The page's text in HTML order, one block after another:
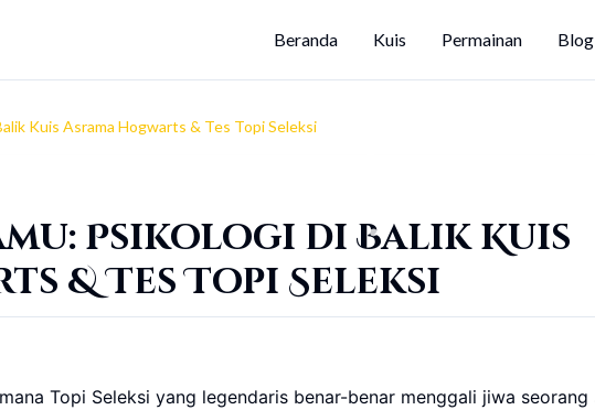
Beranda Kuis Permainan Blog
Kuis Asrama Hogwarts & Tes Topi Seleksi
Psikologi di Balik Kuis
& Tes Topi Seleksi
Topi Seleksi yang legendaris benar-benar menggali jiwa seorang